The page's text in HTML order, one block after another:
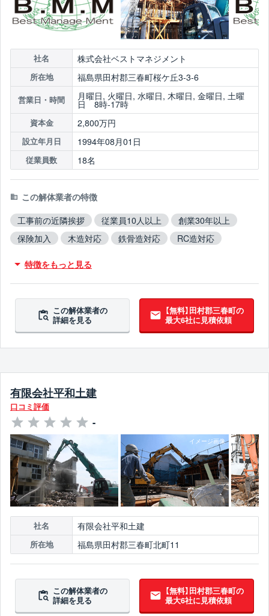
社名 株式会社ベストマネジメント
所在地 福島県田村郡三春町桜ケ丘3-3-6
営業日・時間 月曜日, 火曜日, 水曜日, 木曜日, 金曜日, 土曜
日 8時-17時
資本金 2,800万円
設立年月日 1994年08月01日
従業員数 18名
この解体業者の特徴
工事前の近隣挨拶
従業員10人以上
創業30年以上
保険加入
木造対応 鉄骨造対応
RC造対応
特徴をもっと見る
この解体業者の
詳細を見る
【無料】田村郡三春町の
最大6社に見積依頼
有限会社平和土建
口コミ評価
-
社名 有限会社平和土建
所在地 福島県田村郡三春町北町11
この解体業者の
詳細を見る
【無料】田村郡三春町の
最大6社に見積依頼